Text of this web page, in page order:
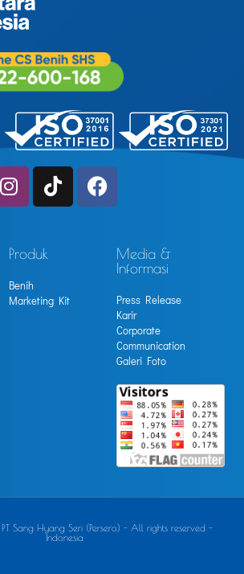
Produk
Benih
Marketing Kit
Media &
Informasi
Press Release
Karir
Corporate
Communication
Galeri Foto
Sang Hyang Seri (Persero) - All rights reserved -
Indonesia